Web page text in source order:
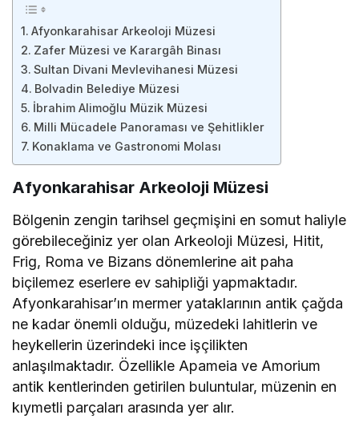
Afyonkarahisar Arkeoloji Müzesi
Zafer Müzesi ve Karargâh Binası
Sultan Divani Mevlevihanesi Müzesi
Bolvadin Belediye Müzesi
İbrahim Alimoğlu Müzik Müzesi
Milli Mücadele Panoraması ve Şehitlikler
Konaklama ve Gastronomi Molası
Afyonkarahisar Arkeoloji Müzesi
Bölgenin zengin tarihsel geçmişini en somut haliyle
görebileceğiniz yer olan Arkeoloji Müzesi, Hitit,
Frig, Roma ve Bizans dönemlerine ait paha
biçilemez eserlere ev sahipliği yapmaktadır.
Afyonkarahisar’ın mermer yataklarının antik çağda
ne kadar önemli olduğu, müzedeki lahitlerin ve
heykellerin üzerindeki ince işçilikten
anlaşılmaktadır. Özellikle Apameia ve Amorium
antik kentlerinden getirilen buluntular, müzenin en
kıymetli parçaları arasında yer alır.